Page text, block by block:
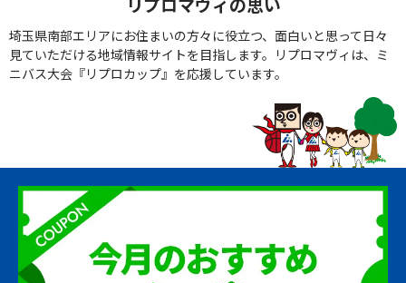
埼玉県南部エリアにお住まいの方々に役立つ、面白いと思って日々
見ていただける地域情報サイトを目指します。リプロマヴィは、ミ
ニバス大会『リプロカップ』を応援しています。